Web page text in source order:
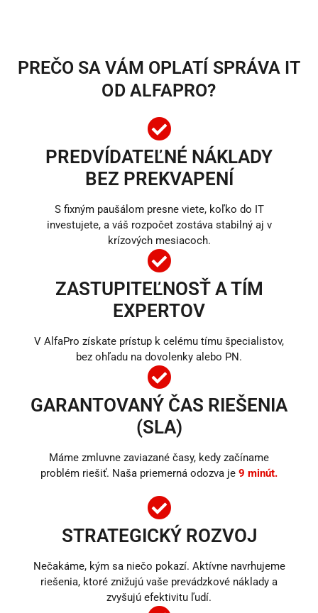
PREČO SA VÁM OPLATÍ SPRÁVA IT
OD ALFAPRO?
PREDVÍDATEĽNÉ NÁKLADY
BEZ PREKVAPENÍ
S fixným paušálom presne viete, koľko do IT
investujete, a váš rozpočet zostáva stabilný aj v
krízových mesiacoch.
ZASTUPITEĽNOSŤ A TÍM
EXPERTOV
V AlfaPro získate prístup k celému tímu špecialistov,
bez ohľadu na dovolenky alebo PN.
GARANTOVANÝ ČAS RIEŠENIA
(SLA)
Máme zmluvne zaviazané časy, kedy začíname
problém riešiť. Naša priemerná odozva je 9 minút.
STRATEGICKÝ ROZVOJ
Nečakáme, kým sa niečo pokazí. Aktívne navrhujeme
riešenia, ktoré znižujú vaše prevádzkové náklady a
zvyšujú efektivitu ľudí.